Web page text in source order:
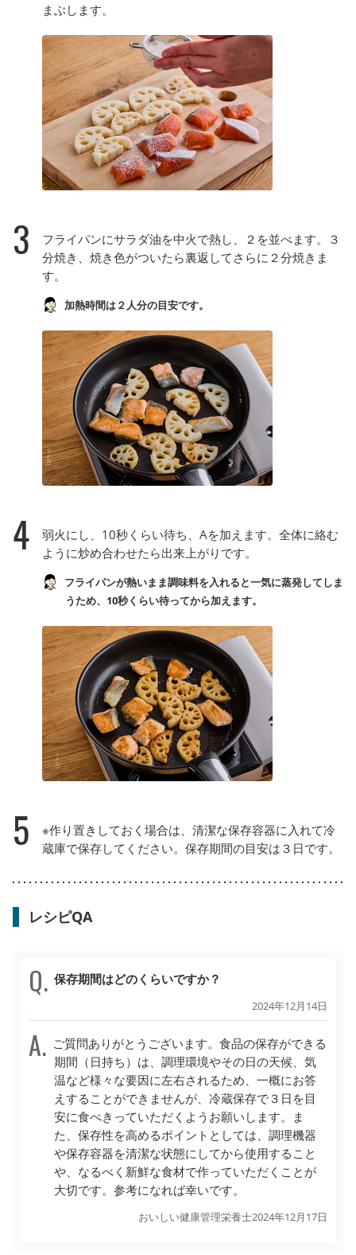
まぶします。
3
フライパンにサラダ油を中火で熱し、２を並べます。３
分焼き、焼き色がついたら裏返してさらに２分焼きま
す。
加熱時間は２人分の目安です。
4
弱火にし、10秒くらい待ち、Aを加えます。全体に絡む
ように炒め合わせたら出来上がりです。
フライパンが熱いまま調味料を入れると一気に蒸発してしま
うため、10秒くらい待ってから加えます。
5
※作り置きしておく場合は、清潔な保存容器に入れて冷
蔵庫で保存してください。保存期間の目安は３日です。
レシピQA
保存期間はどのくらいですか？
2024年12月14日
ご質問ありがとうございます。食品の保存ができる
期間（日持ち）は、調理環境やその日の天候、気
温など様々な要因に左右されるため、一概にお答
えすることができませんが、冷蔵保存で３日を目
安に食べきっていただくようお願いします。ま
た、保存性を高めるポイントとしては、調理機器
や保存容器を清潔な状態にしてから使用すること
や、なるべく新鮮な食材で作っていただくことが
大切です。参考になれば幸いです。
おいしい健康管理栄養士2024年12月17日